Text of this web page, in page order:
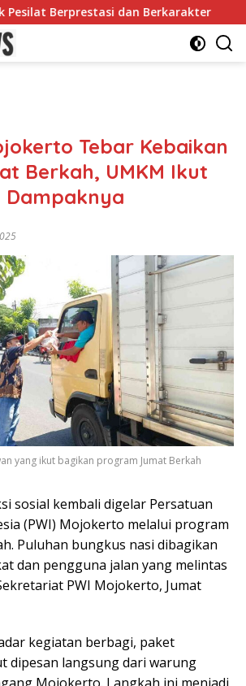
Berprestasi dan Berkarakter
Tebar Kebaikan
Berkah, UMKM Ikut
Dampaknya
yang ikut bagikan program Jumat Berkah
sosial kembali digelar Persatuan
(PWI) Mojokerto melalui program
Puluhan bungkus nasi dibagikan
dan pengguna jalan yang melintas
PWI Mojokerto, Jumat
kegiatan berbagi, paket
dipesan langsung dari warung